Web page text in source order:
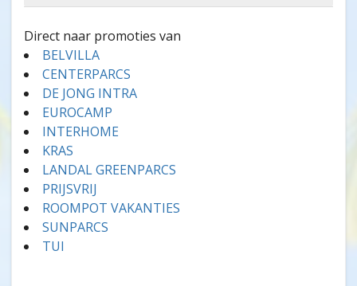
Direct naar promoties van
BELVILLA
CENTERPARCS
DE JONG INTRA
EUROCAMP
INTERHOME
KRAS
LANDAL GREENPARCS
PRIJSVRIJ
ROOMPOT VAKANTIES
SUNPARCS
TUI